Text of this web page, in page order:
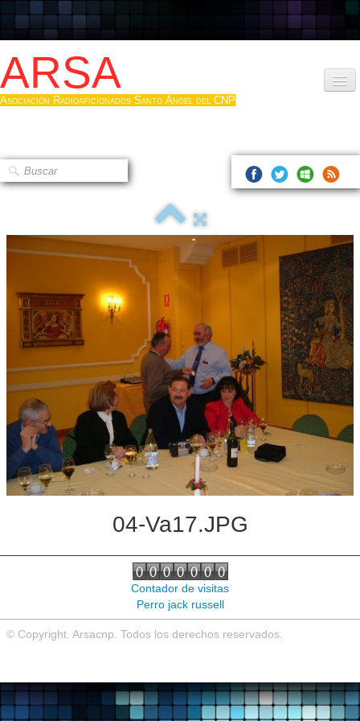
ARSA
Asociación Radioaficionados Santo Ángel del CNP
Que es la ARSA
Hacerse socio
Fotos ▼
Sistemas Digitales
Noticias de interés
Contacto
04-Va17.JPG
Contador de visitas
Perro jack russell
© Copyright. Arsacnp. Todos los derechos reservados.